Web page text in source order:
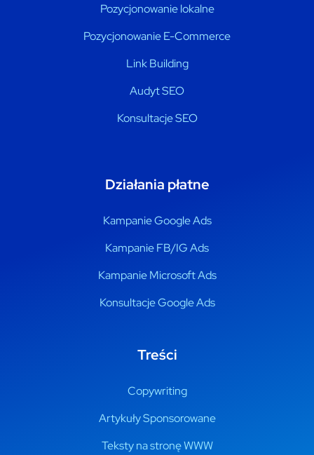
Pozycjonowanie lokalne
Pozycjonowanie E-Commerce
Link Building
Audyt SEO
Konsultacje SEO
Działania płatne
Kampanie Google Ads
Kampanie FB/IG Ads
Kampanie Microsoft Ads
Konsultacje Google Ads
Treści
Copywriting
Artykuły Sponsorowane
Teksty na stronę WWW